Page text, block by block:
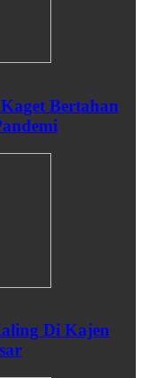
Bertahan
Di Kajen